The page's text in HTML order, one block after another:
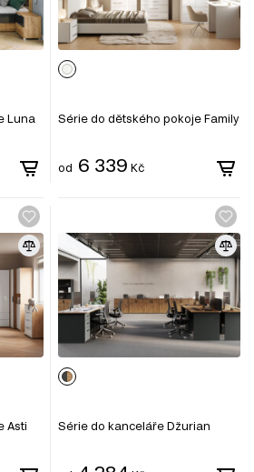
Luna Série do dětského pokoje Family
od 6 339 Kč
Asti Série do kanceláře Džurian